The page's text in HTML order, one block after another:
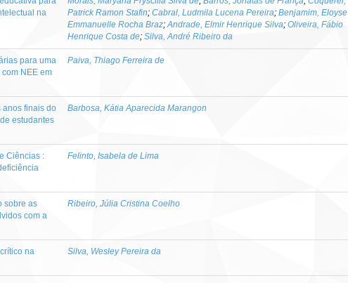
na
Patrick Ramon Stafin; Cabral, Ludmila Lucena Pereira; Benjamim, Eloyse
Emmanuelle Rocha Braz; Andrade, Elmir Henrique Silva; Oliveira, Fábio
Henrique Costa de; Silva, André Ribeiro da
para uma
NEE em
Paiva, Thiago Ferreira de
anos finais do
estudantes
Barbosa, Kátia Aparecida Marangon
Ciências :
Felinto, Isabela de Lima
sobre as
com a
Ribeiro, Júlia Cristina Coelho
na
Silva, Wesley Pereira da